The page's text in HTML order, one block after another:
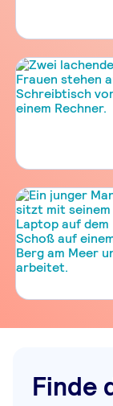
Finde